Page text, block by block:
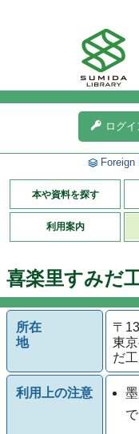
ログイ
Foreign
本や資料を探す
利用案内
喜楽里すみだ
所在
地
〒
東
だ
利用上の注意